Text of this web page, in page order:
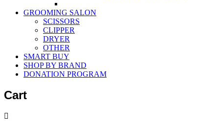
GROOMING SALON
SCISSORS
CLIPPER
DRYER
OTHER
SMART BUY
SHOP BY BRAND
DONATION PROGRAM
Cart